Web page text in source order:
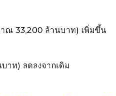
ณ 33,200 ล้านบาท) เพิ่มขึ้น
าท) ลดลงจากเดิม